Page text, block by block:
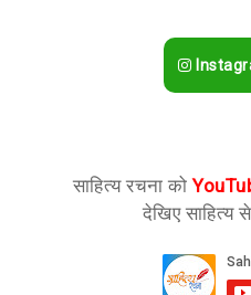
साहित्य रचना को
देखिए साहित्य